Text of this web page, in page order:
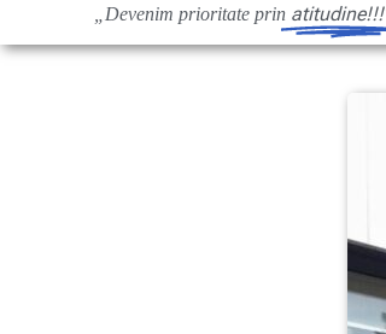
„Devenim prioritate prin